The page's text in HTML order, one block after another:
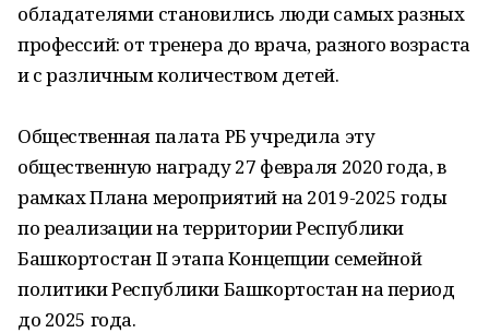
обладателями становились люди самых разных
профессий: от тренера до врача, разного возраста
и с различным количеством детей.
Общественная палата РБ учредила эту
общественную награду 27 февраля 2020 года, в
рамках Плана мероприятий на 2019-2025 годы
по реализации на территории Республики
Башкортостан II этапа Концепции семейной
политики Республики Башкортостан на период
до 2025 года.